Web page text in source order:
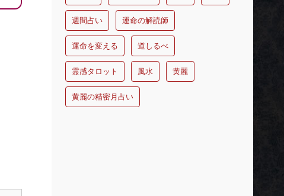
週間占い 運命の解読師
運命を変える 道しるべ
霊感タロット 風水 黄麗
黄麗の精密月占い